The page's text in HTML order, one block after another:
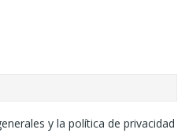
y la política de privacidad